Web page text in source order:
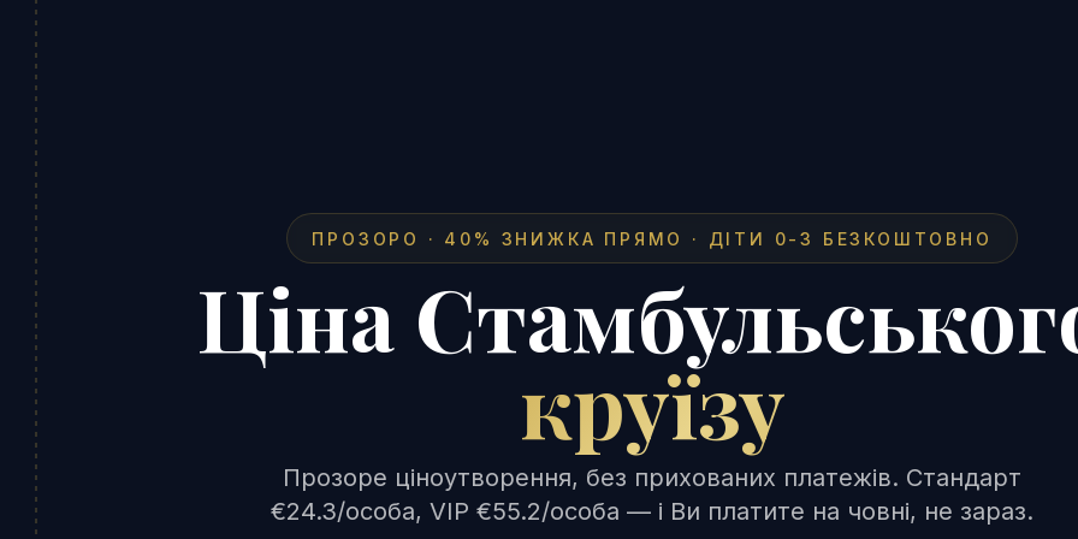
ПРОЗОРО · 40% ЗНИЖКА ПРЯМО · ДІТИ 0-3 БЕЗКОШТОВНО
Ціна
круїзу
Прозоре ціноутворення, без прихованих платежів. Стандарт
€24.3/особа, VIP €55.2/особа — і Ви платите на човні, не зараз.